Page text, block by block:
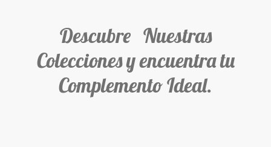
Descubre Nuestras
Colecciones y encuentra tu
Complemento Ideal.